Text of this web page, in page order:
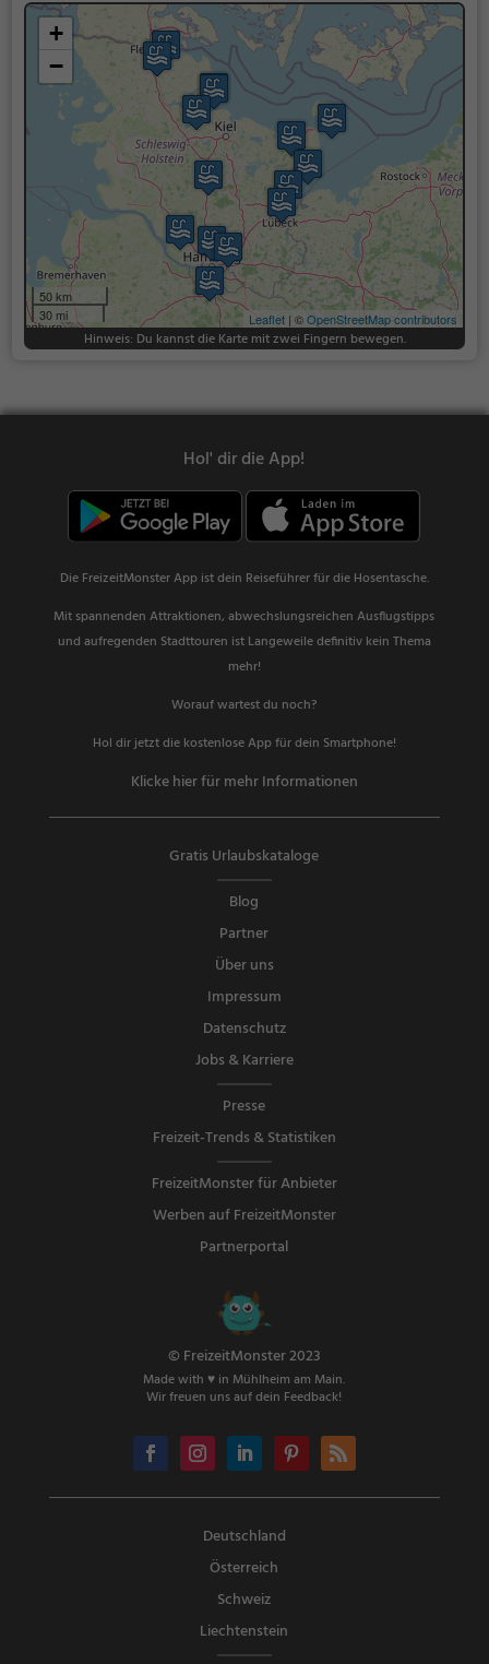
+
−
50 km
30 mi
Leaflet | ©OpenStreetMap contributors
Hinweis: Du kannst die Karte mit zwei Fingern bewegen.
Hol' dir die App!
Die FreizeitMonster App ist dein Reiseführer für die Hosentasche.
Mit spannenden Attraktionen, abwechslungsreichen Ausflugstipps
und aufregenden Stadttouren ist Langeweile definitiv kein Thema
mehr!
Worauf wartest du noch?
Hol dir jetzt die kostenlose App für dein Smartphone!
Klicke hier für mehr Informationen
Gratis Urlaubskataloge
Blog
Partner
Über uns
Impressum
Datenschutz
Jobs & Karriere
Presse
Freizeit-Trends & Statistiken
FreizeitMonster für Anbieter
Werben auf FreizeitMonster
Partnerportal
© FreizeitMonster 2023
Made with ♥ in Mühlheim am Main.
Wir freuen uns auf dein Feedback!
Deutschland
Österreich
Schweiz
Liechtenstein